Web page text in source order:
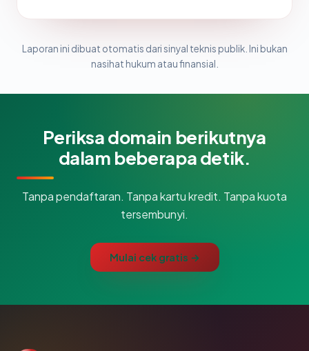
Laporan ini dibuat otomatis dari sinyal teknis publik. Ini bukan
nasihat hukum atau finansial.
Periksa domain berikutnya
dalam beberapa detik.
Tanpa pendaftaran. Tanpa kartu kredit. Tanpa kuota
tersembunyi.
Mulai cek gratis →